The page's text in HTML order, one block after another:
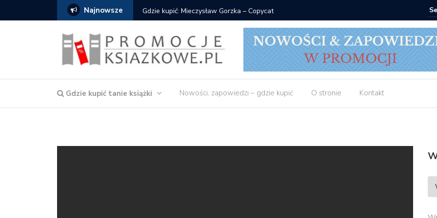
Najnowsze
Gdzie kupić: Mieczysław Gorzka – Copycat Znak: książki od 2,90 zł do
Gdzie kupić tanie książki Nowości, zapowiedzi – gdzie kupić O stronie Kontakt